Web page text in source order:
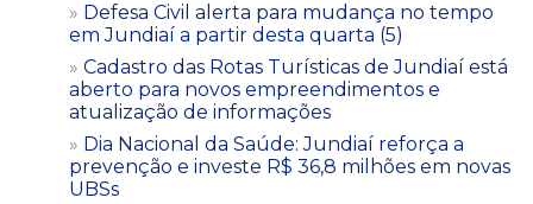
Defesa Civil alerta para mudança no tempo
em Jundiaí a partir desta quarta (5)
Cadastro das Rotas Turísticas de Jundiaí está
aberto para novos empreendimentos e
atualização de informações
Dia Nacional da Saúde: Jundiaí reforça a
prevenção e investe R$ 36,8 milhões em novas
UBSs